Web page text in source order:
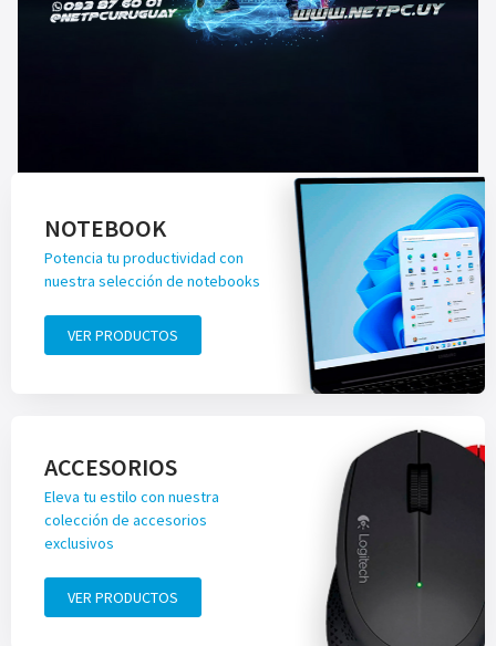
NOTEBOOK
Potencia tu productividad con
nuestra selección de notebooks
VER PRODUCTOS
ACCESORIOS
Eleva tu estilo con nuestra
colección de accesorios
exclusivos
VER PRODUCTOS